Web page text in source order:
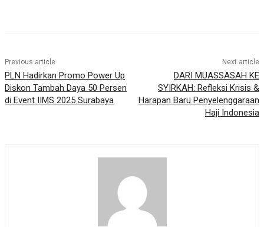
Previous article
PLN Hadirkan Promo Power Up
Diskon Tambah Daya 50 Persen
di Event IIMS 2025 Surabaya
Next article
DARI MUASSASAH KE
SYIRKAH: Refleksi Krisis &
Harapan Baru Penyelenggaraan
Haji Indonesia